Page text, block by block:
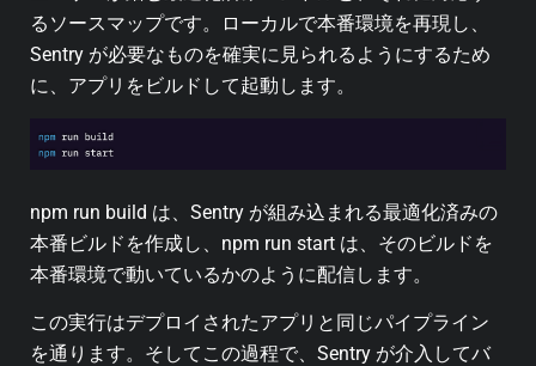
るソースマップです。ローカルで本番環境を再現し、
Sentry が必要なものを確実に見られるようにするため
に、アプリをビルドして起動します。
npm run build は、Sentry が組み込まれる最適化済みの
本番ビルドを作成し、npm run start は、そのビルドを
本番環境で動いているかのように配信します。
この実行はデプロイされたアプリと同じパイプライン
を通ります。そしてこの過程で、Sentry が介入してバ